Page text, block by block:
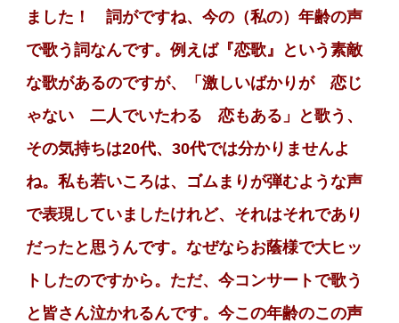
ました！ 詞がですね、今の（私の）年齢の声
で歌う詞なんです。例えば『恋歌』という素敵
な歌があるのですが、「激しいばかりが 恋じ
ゃない 二人でいたわる 恋もある」と歌う、
その気持ちは20代、30代では分かりませんよ
ね。私も若いころは、ゴムまりが弾むような声
で表現していましたけれど、それはそれであり
だったと思うんです。なぜならお蔭様で大ヒッ
トしたのですから。ただ、今コンサートで歌う
と皆さん泣かれるんです。今この年齢のこの声